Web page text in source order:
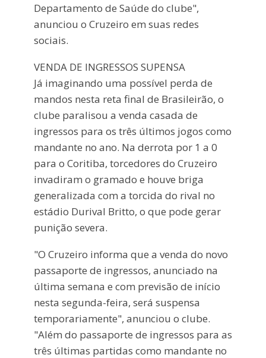
Departamento de Saúde do clube",
anunciou o Cruzeiro em suas redes
sociais.
VENDA DE INGRESSOS SUPENSA
Já imaginando uma possível perda de
mandos nesta reta final de Brasileirão, o
clube paralisou a venda casada de
ingressos para os três últimos jogos como
mandante no ano. Na derrota por 1 a 0
para o Coritiba, torcedores do Cruzeiro
invadiram o gramado e houve briga
generalizada com a torcida do rival no
estádio Durival Britto, o que pode gerar
punição severa.
"O Cruzeiro informa que a venda do novo
passaporte de ingressos, anunciado na
última semana e com previsão de início
nesta segunda-feira, será suspensa
temporariamente", anunciou o clube.
"Além do passaporte de ingressos para as
três últimas partidas como mandante no